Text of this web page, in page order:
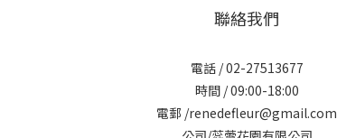
聯絡我們
電話 / 02-27513677
時間 / 09:00-18:00
電郵 /renedefleur@gmail.com